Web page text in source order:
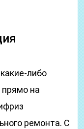
либо
на
ремонта. С